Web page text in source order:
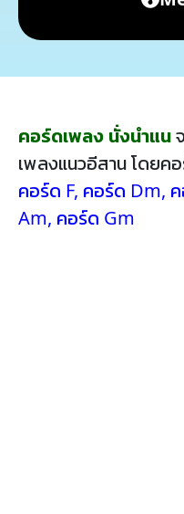
คอร์ดเพลง นั่งนำแน
เพลงแนวอีสาน โดยค
คอร์ด F, คอร์ด Dm,
Am, คอร์ด Gm